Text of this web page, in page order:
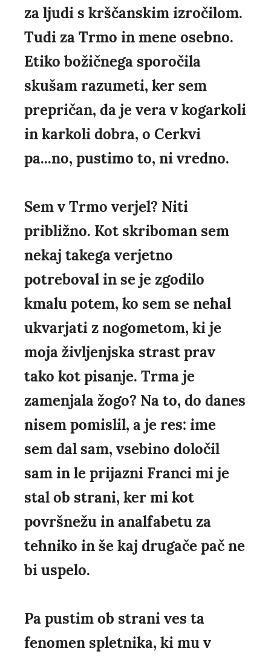
za ljudi s krščanskim izročilom.
Tudi za Trmo in mene osebno.
Etiko božičnega sporočila
skušam razumeti, ker sem
prepričan, da je vera v kogarkoli
in karkoli dobra, o Cerkvi
pa...no, pustimo to, ni vredno.
Sem v Trmo verjel? Niti
približno. Kot skriboman sem
nekaj takega verjetno
potreboval in se je zgodilo
kmalu potem, ko sem se nehal
ukvarjati z nogometom, ki je
moja življenjska strast prav
tako kot pisanje. Trma je
zamenjala žogo? Na to, do danes
nisem pomislil, a je res: ime
sem dal sam, vsebino določil
sam in le prijazni Franci mi je
stal ob strani, ker mi kot
površnežu in analfabetu za
tehniko in še kaj drugače pač ne
bi uspelo.
Pa pustim ob strani ves ta
fenomen spletnika, ki mu v